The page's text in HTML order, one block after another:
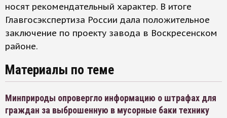
носят рекомендательный характер. В итоге
Главгосэкспертиза России дала положительное
заключение по проекту завода в Воскресенском
районе.
Материалы по теме
Минприроды опровергло информацию о штрафах для
граждан за выброшенную в мусорные баки технику